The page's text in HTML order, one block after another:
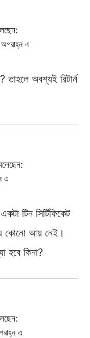
এ
অবশ্যই রিটার্ন
এ
টিন সির্টিফিকেট
কোনো আয় নেই।
হবে কিনা?
এ